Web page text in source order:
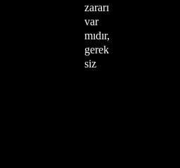
zararı
var
mıdır,
gerek
siz